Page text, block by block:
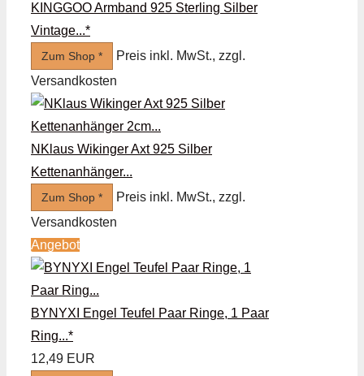
KINGGOO Armband 925 Sterling Silber
Vintage...*
Zum Shop *
Preis inkl. MwSt., zzgl.
Versandkosten
NKlaus Wikinger Axt 925 Silber
Kettenanhänger...
Zum Shop *
Preis inkl. MwSt., zzgl.
Versandkosten
Angebot
BYNYXI Engel Teufel Paar Ringe, 1 Paar
Ring...*
12,49 EUR